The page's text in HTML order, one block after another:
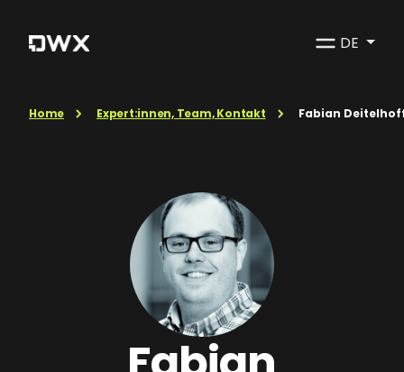
DE
Home Expert:innen, Team, Kontakt Fabian